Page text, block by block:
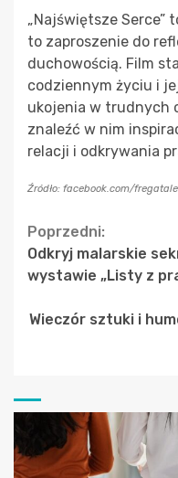
„Najświętsze Serce”
to zaproszenie do
duchowością. Film
codziennym życiu i
ukojenia w trudnych
znaleźć w nim
relacji i odkrywania
Źródło: facebook.com/
Continue
Reading
Poprzedni:
Odkryj malarskie
wystawie „Listy z
Wieczór sztuki i